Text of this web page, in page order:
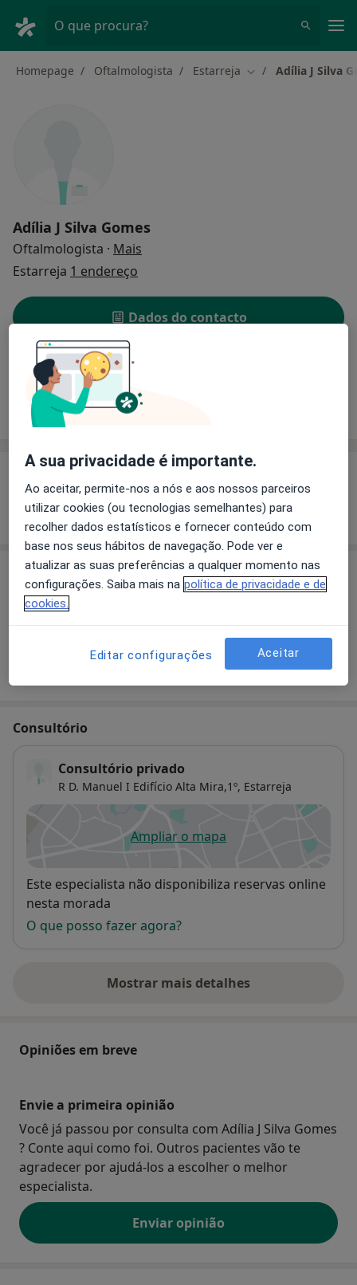
O que procura?
Homepage Oftalmologista Estarreja Mudar de cidade
Adília J Silva
Adília J Silva Gomes
Oftalmologista · Mais
Estarreja 1 endereço
Dados do contacto
Solicite um atendimento
Experiência Preços
Experiência
Mostrar mais detalhes
sobre a experiência
Preços
Sem informação sobre serviços e preços
informação sobre serviços
Consultório
Consultório privado
R D. Manuel I Edifício Alta Mira,1º, Estarreja
Ampliar o mapaabre num novo separador
Disponibilidade
Este especialista não disponibiliza reservas online
nesta morada
O que posso fazer agora?
Mostrar mais detalhes
sobre o endereço
Opiniões em breve
Envie a primeira opinião
Você já passou por consulta com Adília J Silva Gomes
? Conte aqui como foi. Outros pacientes vão te
agradecer por ajudá-los a escolher o melhor
especialista.
Enviar opinião
A sua privacidade é importante.
Ao aceitar, permite-nos a nós e aos nossos parceiros
utilizar cookies (ou tecnologias semelhantes) para
recolher dados estatísticos e fornecer conteúdo com
base nos seus hábitos de navegação. Pode ver e
atualizar as suas preferências a qualquer momento nas
configurações. Saiba mais na política de privacidade e de
cookies.
Editar configurações Aceitar